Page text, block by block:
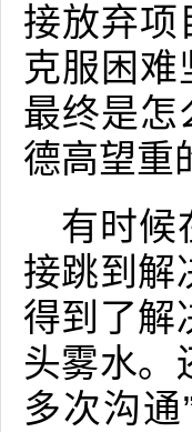
接放弃项
克服困难
最终是怎
德高望重
有时候
接跳到解
得到了解
头雾水。
多次沟